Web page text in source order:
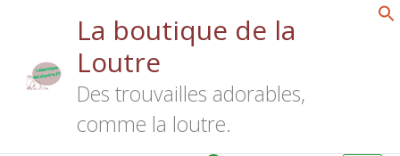
La boutique de la
Loutre
Des trouvailles adorables,
comme la loutre.